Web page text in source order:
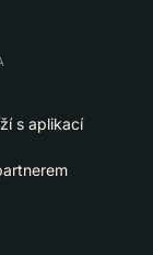
s aplikací